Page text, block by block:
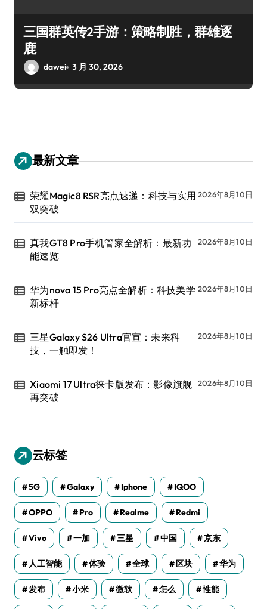
三国群英传2手游：策略制胜，群雄逐
鹿
dawei 3 月 30, 2026
最新文章
荣耀Magic8 RSR亮点速递：科技与实用
双突破
2026年8月10日
真我GT8 Pro手机管家全解析：最新功
能速览
2026年8月10日
华为nova 15 Pro亮点全解析：科技美学
新标杆
2026年8月10日
三星Galaxy S26 Ultra官宣：未来科
技，一触即发！
2026年8月10日
Xiaomi 17 Ultra徕卡版发布：影像旗舰
再突破
2026年8月10日
云标签
5G Galaxy Iphone IQOO
OPPO Pro Realme Redmi
Vivo 一加 三星 中国 京东
人工智能 体验 全球 区块 华为
发布 小米 微软 怎么 性能